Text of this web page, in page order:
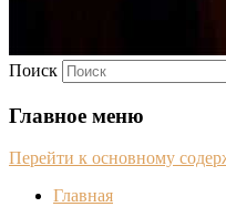
Поиск
Главное меню
Перейти к основному
Главная